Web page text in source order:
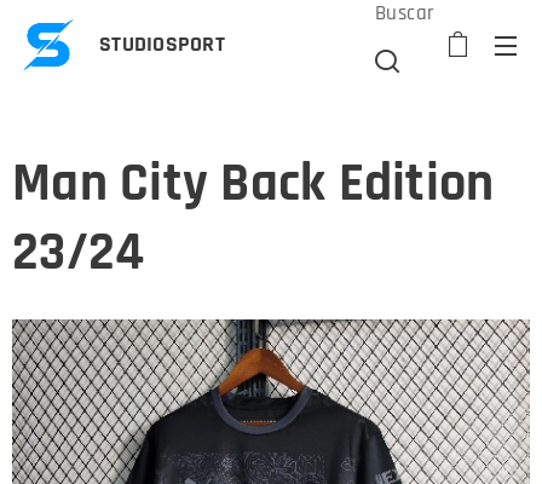
STUDIOSPORT
Buscar
Man City Back Edition
23/24